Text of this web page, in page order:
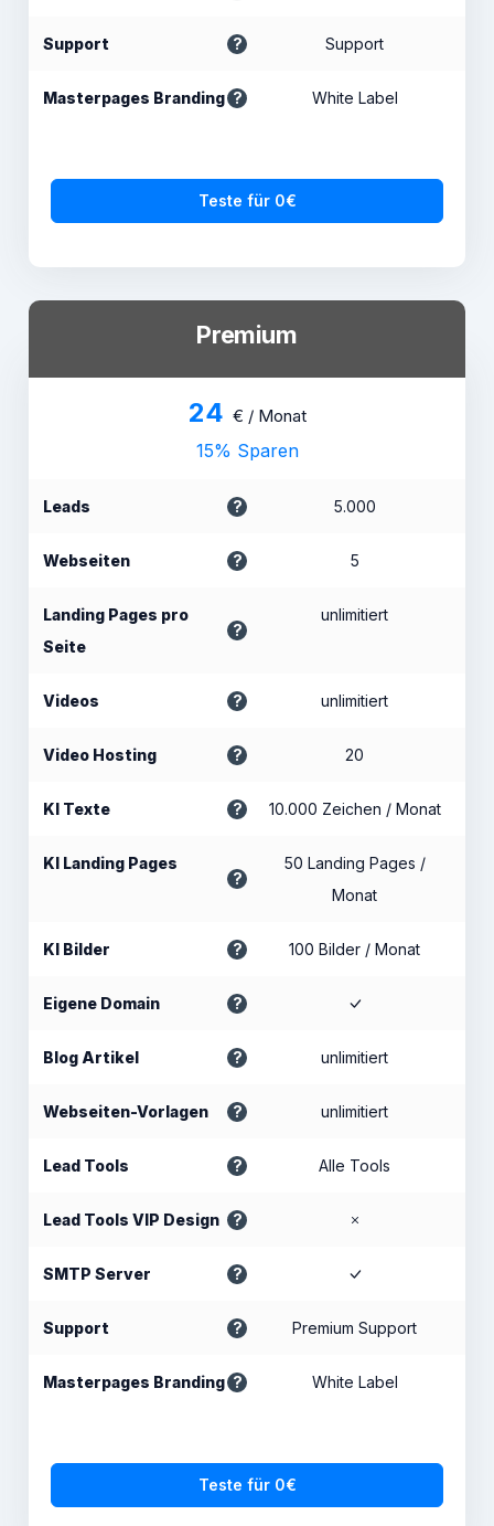
Support Support
Masterpages Branding White Label
Teste für 0€
Premium
24 € / Monat
15% Sparen
Leads 5.000
Webseiten 5
Landing Pages pro
Seite
unlimitiert
Videos unlimitiert
Video Hosting 20
KI Texte 10.000 Zeichen / Monat
KI Landing Pages
50 Landing Pages /
Monat
KI Bilder 100 Bilder / Monat
Eigene Domain
Blog Artikel unlimitiert
Webseiten-Vorlagen unlimitiert
Lead Tools Alle Tools
Lead Tools VIP Design
SMTP Server
Support Premium Support
Masterpages Branding White Label
Teste für 0€